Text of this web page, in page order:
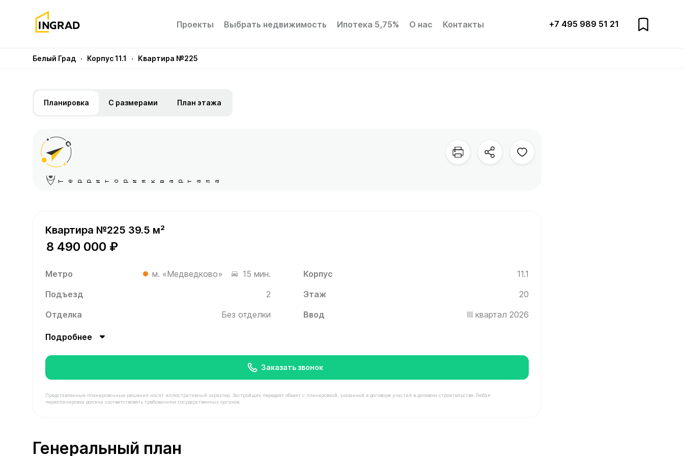
Проекты Выбрать недвижимость Ипотека 5,75% О нас Контакты +7 495 989 51 21
Белый Град · Корпус 11.1 · Квартира №225
Планировка С размерами План этажа
Территория квартала
Квартира №225 39.5 м²
8 490 000 ₽
Метро м. «Медведково» 15 мин. Корпус 11.1
Подъезд 2 Этаж
20
Отделка
Без отделки Ввод III квартал 2026
Подробнее
Заказать звонок
Представленные планировочные решения носят иллюстративный характер. Застройщик передаёт объект с планировкой, указанной в договоре участия в долевом строительстве. Любая
перепланировка должна соответствовать требованиям государственных органов.
Генеральный план